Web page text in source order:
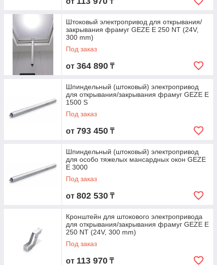
Штоковый электропривод для открывания/
закрывания фрамуг GEZE E 250 NT (24V,
300 mm)
Под заказ
от 364 890 ₸
Шпиндельный (штоковый) электропривод
для открывания/закрывания фрамуг GEZE E
1500 S
Под заказ
от 793 450 ₸
Шпиндельный (штоковый) электропривод
для особо тяжелых мансардных окон GEZE
E 3000
Под заказ
от 802 530 ₸
Кронштейн для штокового электропривода
для открывания/закрывания фрамуг GEZE E
250 NT (24V, 300 mm)
Под заказ
от 113 970 ₸